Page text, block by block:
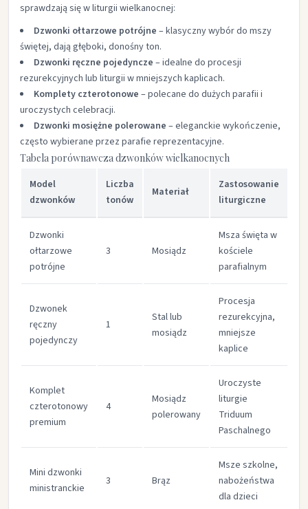
sprawdzają się w liturgii wielkanocnej:
Dzwonki ołtarzowe potrójne – klasyczny wybór do mszy
świętej, dają głęboki, donośny ton.
Dzwonki ręczne pojedyncze – idealne do procesji
rezurekcyjnych lub liturgii w mniejszych kaplicach.
Komplety czterotonowe – polecane do dużych parafii i
uroczystych celebracji.
Dzwonki mosiężne polerowane – eleganckie wykończenie,
często wybierane przez parafie reprezentacyjne.
Tabela porównawcza dzwonków wielkanocnych
Model
dzwonków
Liczba
tonów
Materiał
Zastosowanie
liturgiczne
Dzwonki
ołtarzowe
potrójne
3 Mosiądz
Msza święta w
kościele
parafialnym
Dzwonek
ręczny
pojedynczy
1
Stal lub
mosiądz
Procesja
rezurekcyjna,
mniejsze
kaplice
Komplet
czterotonowy
premium
4
Mosiądz
polerowany
Uroczyste
liturgie
Triduum
Paschalnego
Mini dzwonki
ministranckie
3 Brąz
Msze szkolne,
nabożeństwa
dla dzieci